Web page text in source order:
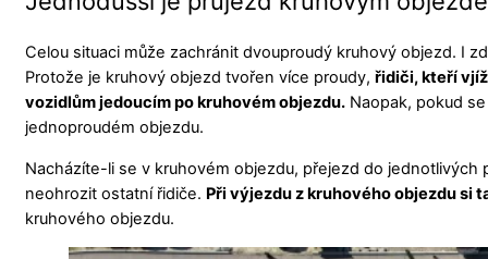
Celou situaci může zachránit dvouproudý kruhový objezd. I
Protože je kruhový objezd tvořen více proudy, řidiči, kteří
vozidlům jedoucím po kruhovém objezdu. Naopak, pokud
jednoproudém objezdu.
Nacházíte-li se v kruhovém objezdu, přejezd do
neohrozit ostatní řidiče. Při výjezdu z kruhového objezdu si
kruhového objezdu.